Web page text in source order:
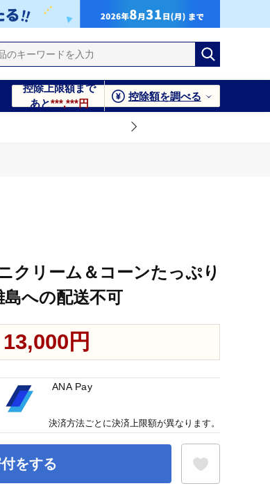
控除上限額まで
あと***,***円
控除額を調べる
クリーム＆コーンたっぷり
への配送不可
13,000円
をする
ANA Pay
決済方法ごとに決済上限額が異なります。